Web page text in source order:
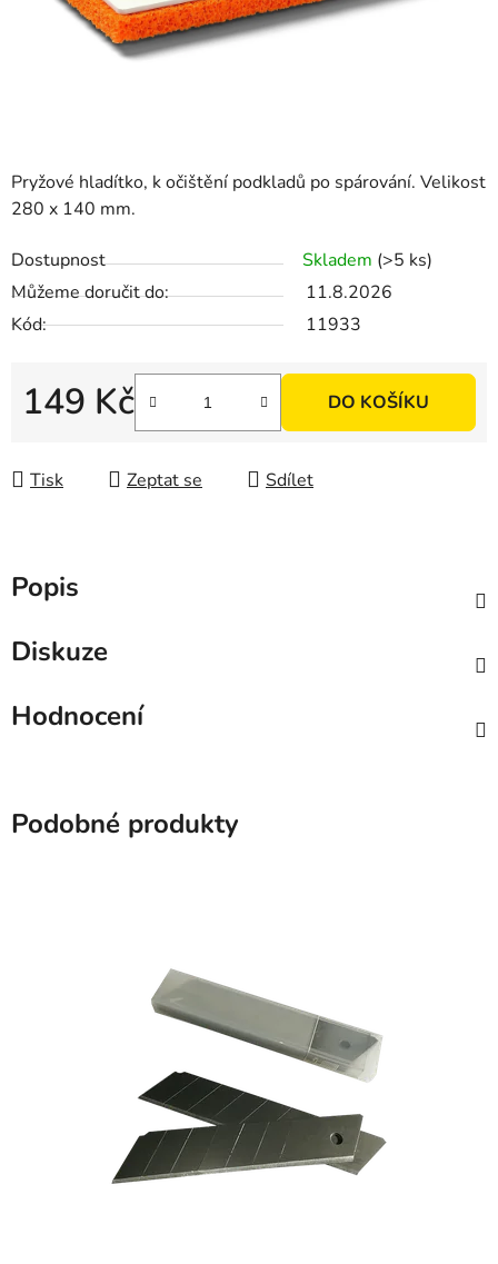
Pryžové hladítko, k očištění podkladů po spárování. Velikost
280 x 140 mm.
Dostupnost Skladem (>5 ks)
Můžeme doručit do:
11.8.2026
Kód:
11933
149 Kč DO KOŠÍKU
Tisk Zeptat se Sdílet
Popis
Diskuze
Hodnocení
Podobné produkty